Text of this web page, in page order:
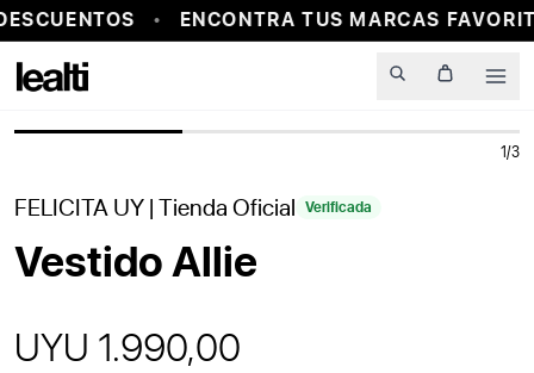
ENCONTRA TUS MARCAS
PROBADOR VIRTUAL
1/3
FELICITA UY | Tienda Oficial Verificada
Vestido Allie
UYU 1.990,00